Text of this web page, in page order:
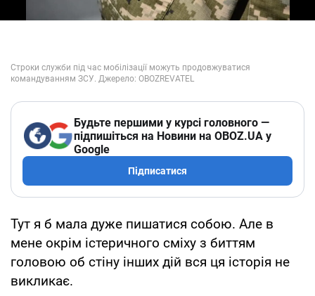
Будьте першими у курсі головного —
підпишіться на Новини на OBOZ.UA у
Google
Підписатися
Тут я б мала дуже пишатися собою. Але в
мене окрім істеричного сміху з биттям
головою об стіну інших дій вся ця історія не
викликає.